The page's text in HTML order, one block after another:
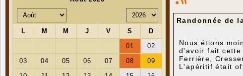
Randonnée de
Nous étions
d'avoir fait cette
Ferrière,
L'apéritif était